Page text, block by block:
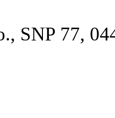
SNP 77,